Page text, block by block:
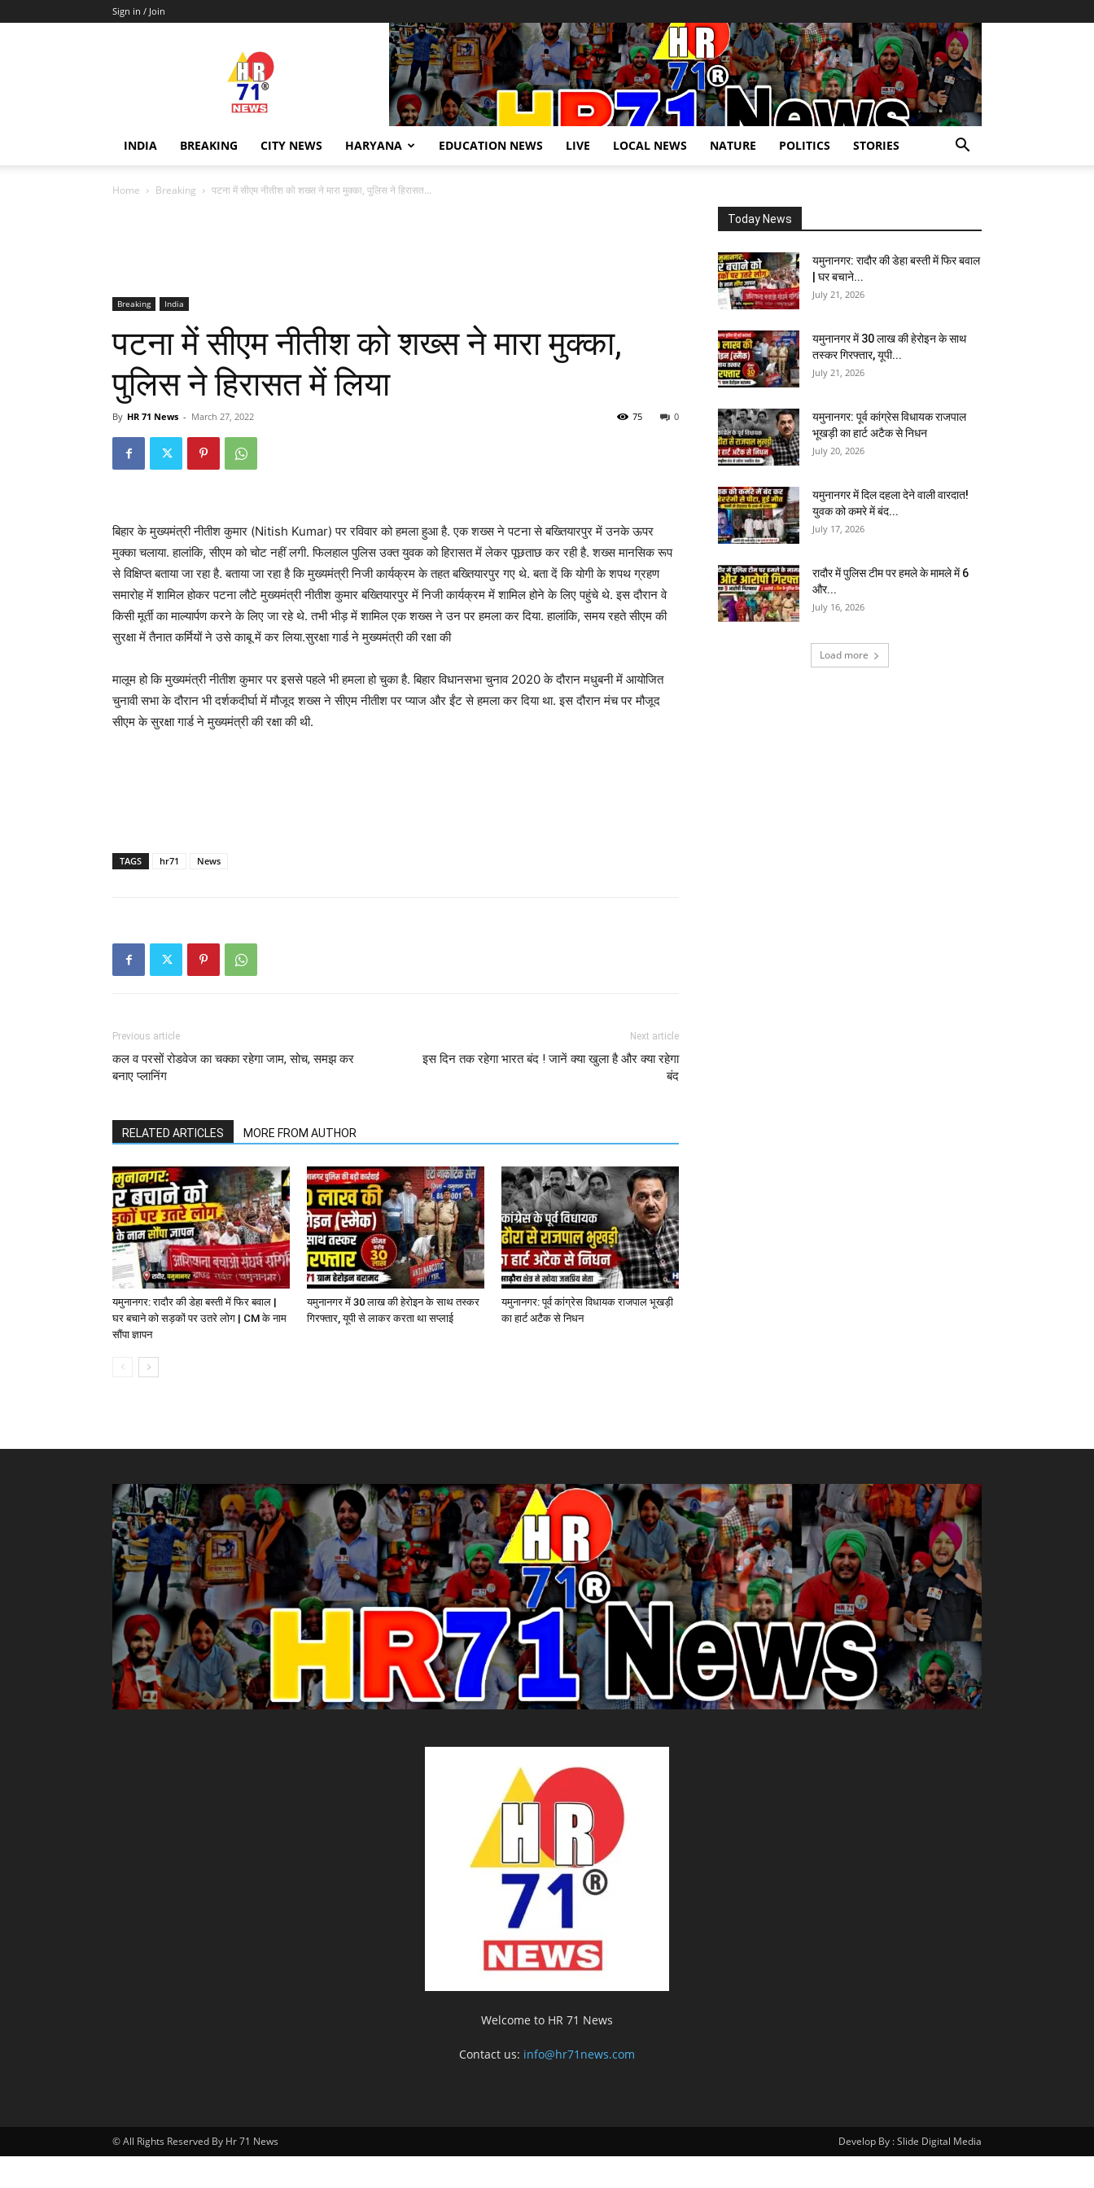
Sign in / Join
Hr71news
INDIA BREAKING CITY NEWS HARYANA EDUCATION NEWS LIVE LOCAL NEWS NATURE POLITICS STORIES
Home Breaking पटना में सीएम नीतीश को शख्स ने मारा मुक्का, पुलिस ने हिरासत...
Breaking India
पटना में सीएम नीतीश को शख्स ने मारा मुक्का,
पुलिस ने हिरासत में लिया
By HR 71 News - March 27, 2022 0
75
बिहार के मुख्यमंत्री नीतीश कुमार (Nitish Kumar) पर रविवार को हमला हुआ है. एक शख्स ने पटना से बख्तियारपुर में उनके ऊपर
मुक्का चलाया. हालांकि, सीएम को चोट नहीं लगी. फिलहाल पुलिस उक्त युवक को हिरासत में लेकर पूछताछ कर रही है. शख्स मानसिक रूप
से विक्षिप्त बताया जा रहा है. बताया जा रहा है कि मुख्यमंत्री निजी कार्यक्रम के तहत बख्तियारपुर गए थे. बता दें कि योगी के शपथ ग्रहण
समारोह में शामिल होकर पटना लौटे मुख्यमंत्री नीतीश कुमार बख्तियारपुर में निजी कार्यक्रम में शामिल होने के लिए पहुंचे थे. इस दौरान वे
किसी मूर्ती का माल्यार्पण करने के लिए जा रहे थे. तभी भीड़ में शामिल एक शख्स ने उन पर हमला कर दिया. हालांकि, समय रहते सीएम की
सुरक्षा में तैनात कर्मियों ने उसे काबू में कर लिया.सुरक्षा गार्ड ने मुख्यमंत्री की रक्षा की
मालूम हो कि मुख्यमंत्री नीतीश कुमार पर इससे पहले भी हमला हो चुका है. बिहार विधानसभा चुनाव 2020 के दौरान मधुबनी में आयोजित
चुनावी सभा के दौरान भी दर्शकदीर्घा में मौजूद शख्स ने सीएम नीतीश पर प्याज और ईंट से हमला कर दिया था. इस दौरान मंच पर मौजूद
सीएम के सुरक्षा गार्ड ने मुख्यमंत्री की रक्षा की थी.
TAGS hr71 News
Previous article
कल व परसों रोडवेज का चक्का रहेगा जाम, सोच, समझ कर
बनाए प्लानिंग
Next article
इस दिन तक रहेगा भारत बंद ! जानें क्या खुला है और क्या रहेगा
बंद
RELATED ARTICLES MORE FROM AUTHOR
यमुनानगर: रादौर की डेहा बस्ती में फिर बवाल |
घर बचाने को सड़कों पर उतरे लोग | CM के नाम
सौंपा ज्ञापन
यमुनानगर में 30 लाख की हेरोइन के साथ तस्कर
गिरफ्तार, यूपी से लाकर करता था सप्लाई
यमुनानगर: पूर्व कांग्रेस विधायक राजपाल भूखड़ी
का हार्ट अटैक से निधन
Today News
यमुनानगर: रादौर की डेहा बस्ती में फिर बवाल
| घर बचाने...
July 21, 2026
यमुनानगर में 30 लाख की हेरोइन के साथ
तस्कर गिरफ्तार, यूपी...
July 21, 2026
यमुनानगर: पूर्व कांग्रेस विधायक राजपाल
भूखड़ी का हार्ट अटैक से निधन
July 20, 2026
यमुनानगर में दिल दहला देने वाली वारदात!
युवक को कमरे में बंद...
July 17, 2026
रादौर में पुलिस टीम पर हमले के मामले में 6
और...
July 16, 2026
Load more
Welcome to HR 71 News
Contact us: info@hr71news.com
Develop By : Slide Digital Media
© All Rights Reserved By Hr 71 News